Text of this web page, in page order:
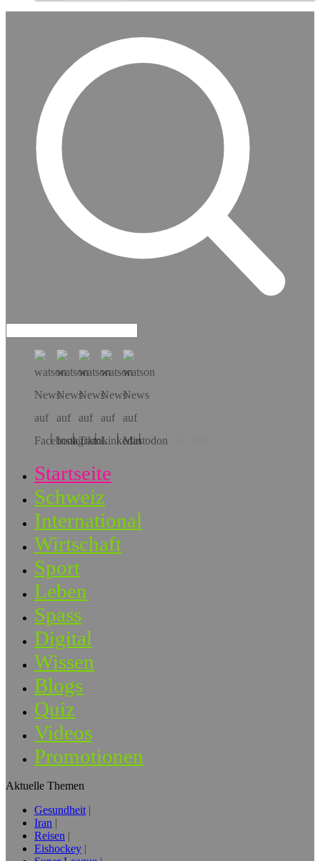
Hol dir die App!
Startseite
Schweiz
International
Wirtschaft
Sport
Leben
Spass
Digital
Wissen
Blogs
Quiz
Videos
Promotionen
Aktuelle Themen
Gesundheit
Iran
Reisen
Eishockey